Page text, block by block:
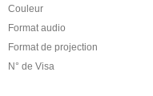
Couleur
Format audio
Format de projection
N° de Visa